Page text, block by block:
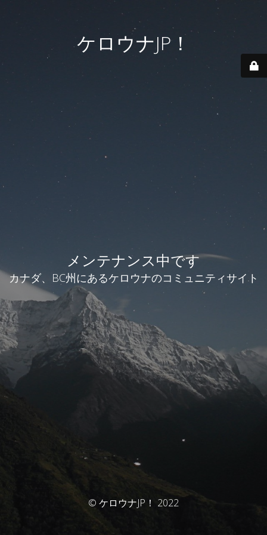
ケロウナJP！
メンテナンス中です
カナダ、BC州にあるケロウナのコミュニティサイト
© ケロウナJP！ 2022